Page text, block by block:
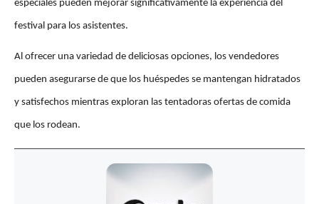
especiales pueden mejorar significativamente la experiencia del
festival para los asistentes.
Al ofrecer una variedad de deliciosas opciones, los vendedores
pueden asegurarse de que los huéspedes se mantengan hidratados
y satisfechos mientras exploran las tentadoras ofertas de comida
que los rodean.